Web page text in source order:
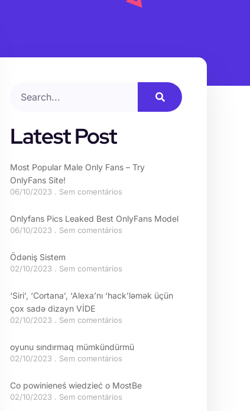
Latest Post
Most Popular Male Only Fans – Try
OnlyFans Site!
06/10/2023 Sem comentários
Onlyfans Pics Leaked Best OnlyFans Model
06/10/2023 Sem comentários
Ödəniş Sistem
02/10/2023 Sem comentários
‘Siri’, ‘Cortana’, ‘Alexa’nı ‘hack’ləmək üçün
çox sadə dizayn VİDE
02/10/2023 Sem comentários
oyunu sındırmaq mümkündürmü
02/10/2023 Sem comentários
Co powinieneś wiedzieć o MostBe
02/10/2023 Sem comentários